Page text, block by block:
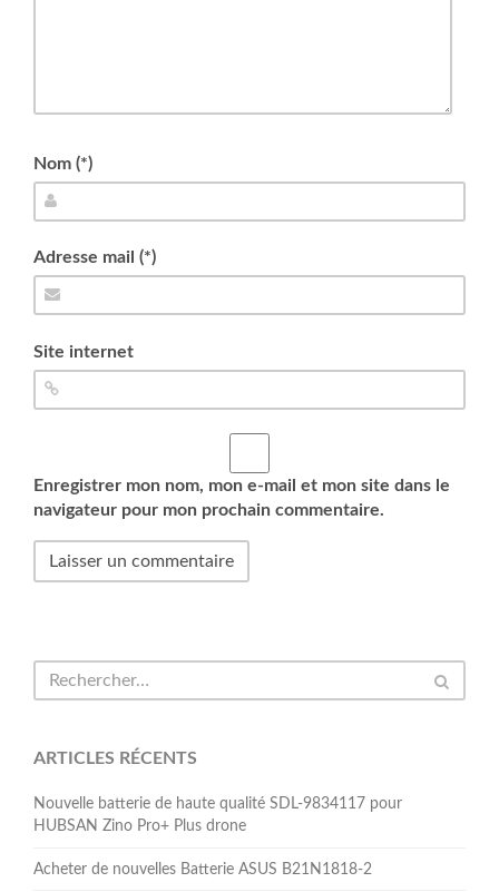
Nom (*)
Adresse mail (*)
Site internet
Enregistrer mon nom, mon e-mail et mon site dans le
navigateur pour mon prochain commentaire.
ARTICLES RÉCENTS
Nouvelle batterie de haute qualité SDL-9834117 pour
HUBSAN Zino Pro+ Plus drone
Acheter de nouvelles Batterie ASUS B21N1818-2